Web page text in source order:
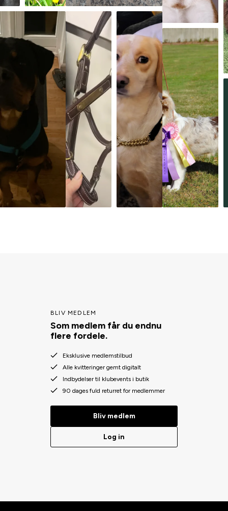
BLIV MEDLEM
Som medlem får du endnu
flere fordele.
Eksklusive medlemstilbud
Alle kvitteringer gemt digitalt
Indbydelser til klubevents i butik
90 dages fuld returret for medlemmer
Bliv medlem
Log in